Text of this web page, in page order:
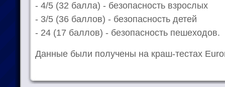
- 4/5 (32 балла) - безопасность взрослых
- 3/5 (36 баллов) - безопасность детей
- 24 (17 баллов) - безопасность пешеходов.
Данные были получены на краш-тестах